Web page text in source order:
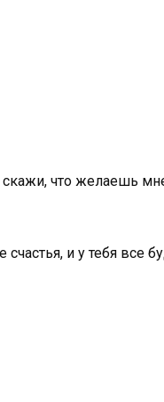
что желаешь
счастья, и у тебя все